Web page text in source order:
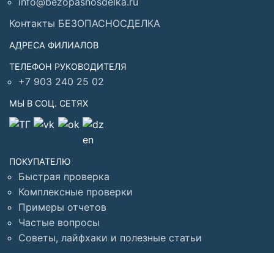
Контакты БЕЗОПАСНОСДЕЛКА
АДРЕСА ФИЛИАЛОВ
ТЕЛЕФОН РУКОВОДИТЕЛЯ
+7 903 240 25 02
МЫ В СОЦ. СЕТЯХ
ПОКУПАТЕЛЮ
Быстрая проверка
Комплексные проверки
Примеры отчетов
Частые вопросы
Советы, лайфхаки и полезные статьи